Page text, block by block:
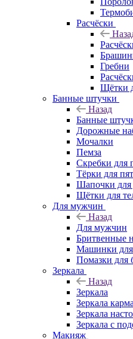
Расчёски
Гребни
Щётки
Банные штучки
Назад
Банные
Дорожные
Мочалки
Пемза
Скребки для
Тёрки для
Шапочки для
Щётки для
Для мужчин
Назад
Для мужчин
Бритвенные
Машинки для
Помазки для
Зеркала
Назад
Зеркала
Зеркала
Зеркала
Зеркала с
Макияж